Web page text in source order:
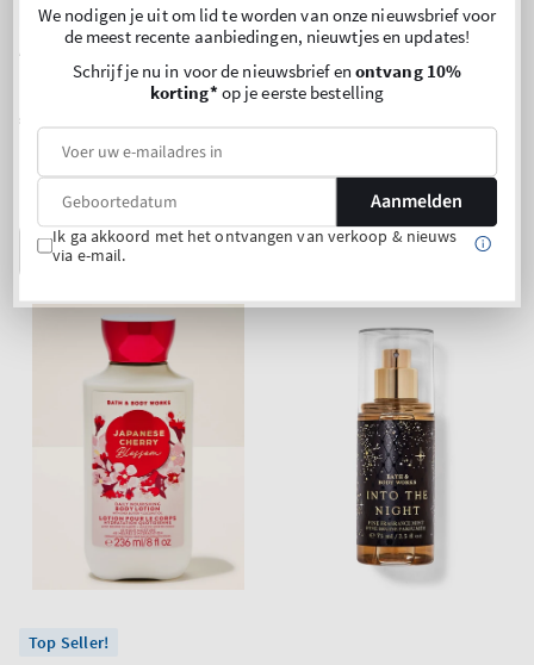
Top Seller!
At The Beach
Body Wash
Normale
€22,90
per
eenheid
Prijs per 1 liter:€ 77,63
Koop 2, krijg 1 gratis (kies 3
producten)
IN WINKELWAGEN
Waikiki Beach Coconut
Body Lotion
Normale
€22,90
Koop 2, krijg 1 gratis (kies 3
IN WINKELWAGEN
Top Seller!
We nodigen je uit om lid te worden van onze nieuwsbrief voor
de meest recente aanbiedingen, nieuwtjes en updates!
Schrijf je nu in voor de nieuwsbrief en ontvang 10%
korting*op je eerste bestelling
Aanmelden
Ik ga akkoord met het ontvangen van verkoop & nieuws
via e-mail.